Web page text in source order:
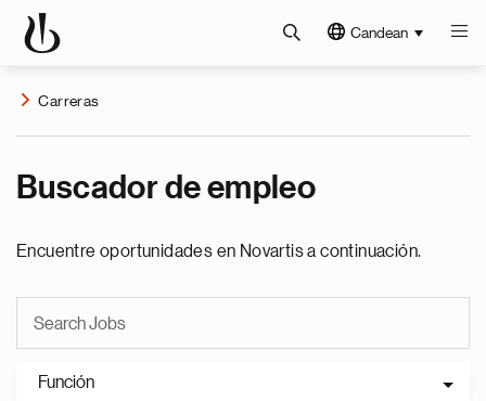
Candean
Carreras
Buscador de empleo
Encuentre oportunidades en Novartis a continuación.
Función